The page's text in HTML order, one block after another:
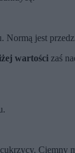
jest
wartości zaś
Ciemny